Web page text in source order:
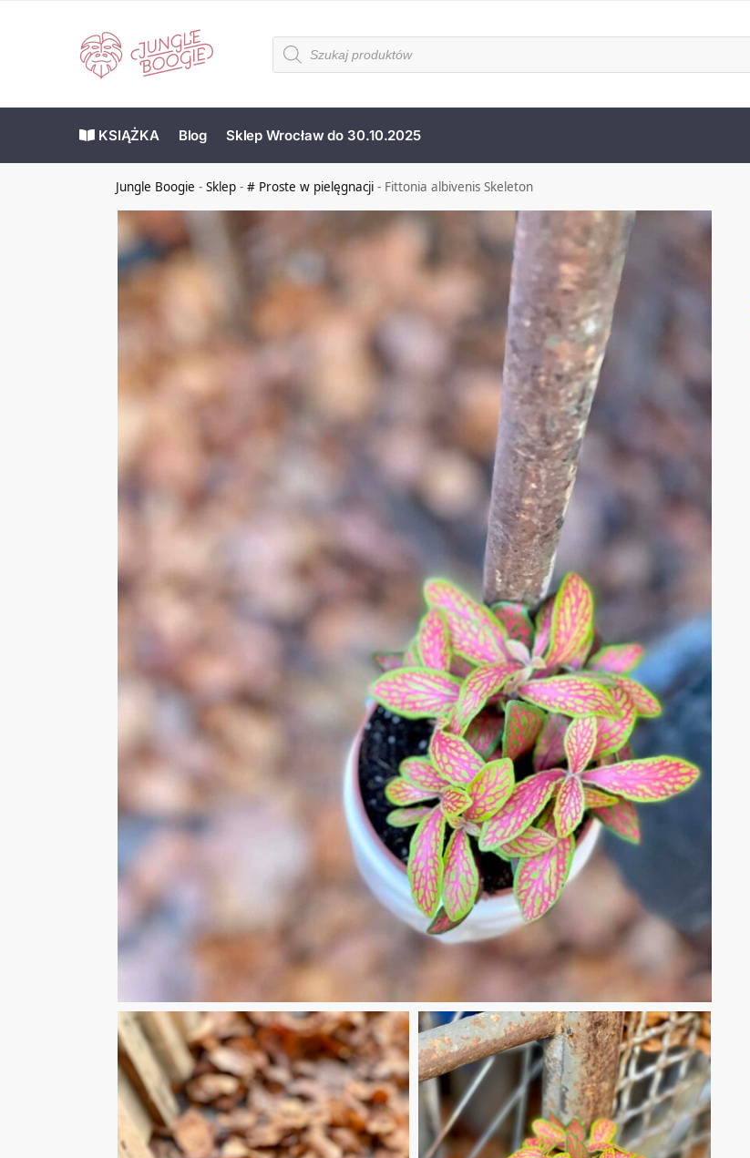
KSIĄŻKA Blog Sklep Wrocław do 30.10.2025
Jungle Boogie -Sklep -# Proste w pielęgnacji - Fittonia albivenis Skeleton